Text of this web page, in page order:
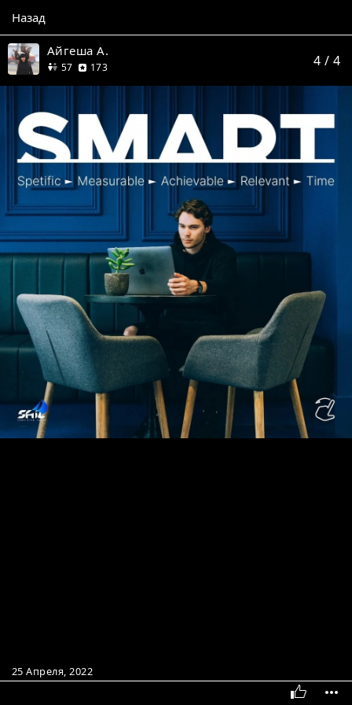
Назад
Айгеша А.
57друзей
173отзыва 4 / 4
25 Апреля, 2022